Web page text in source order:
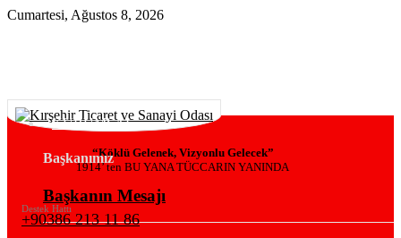
Cumartesi, Ağustos 8, 2026
“Köklü Gelenek, Vizyonlu Gelecek”
1914’ ten BU YANA TÜCCARIN YANINDA
Destek Hattı
+90386 213 11 86
KURUMSAL
Başkanımız
Başkanın Mesajı